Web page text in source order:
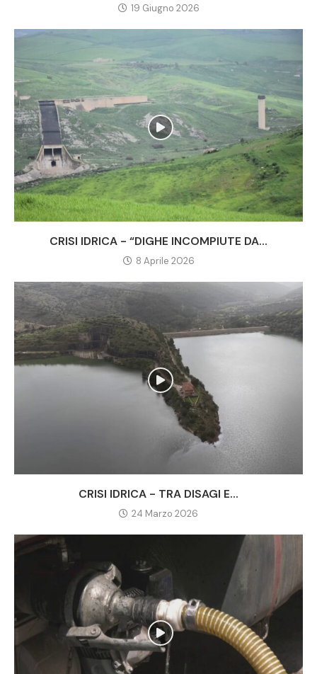
19 Giugno 2026
CRISI IDRICA - “DIGHE INCOMPIUTE DA...
8 Aprile 2026
CRISI IDRICA - TRA DISAGI E...
24 Marzo 2026